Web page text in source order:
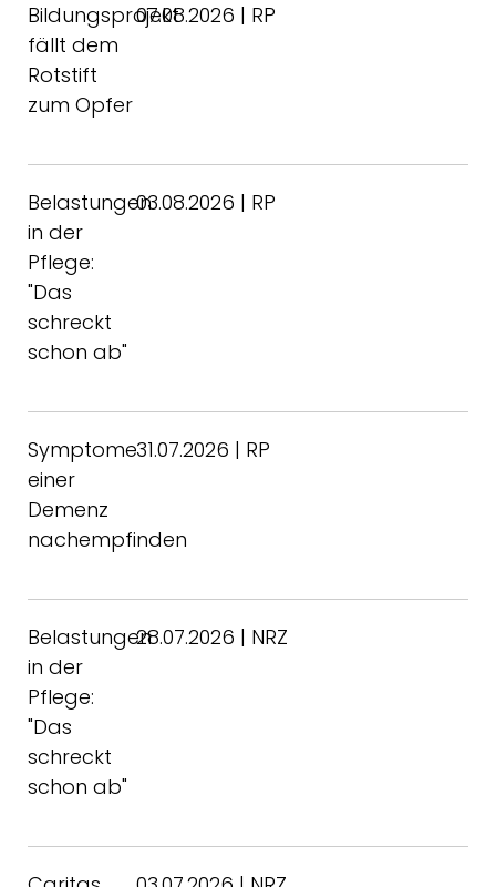
Bildungsprojekt
fällt dem
Rotstift
zum Opfer
07.08.2026 | RP
Belastungen
in der
Pflege:
"Das
schreckt
schon ab"
03.08.2026 | RP
Symptome
einer
Demenz
nachempfinden
31.07.2026 | RP
Belastungen
in der
Pflege:
"Das
schreckt
schon ab"
28.07.2026 | NRZ